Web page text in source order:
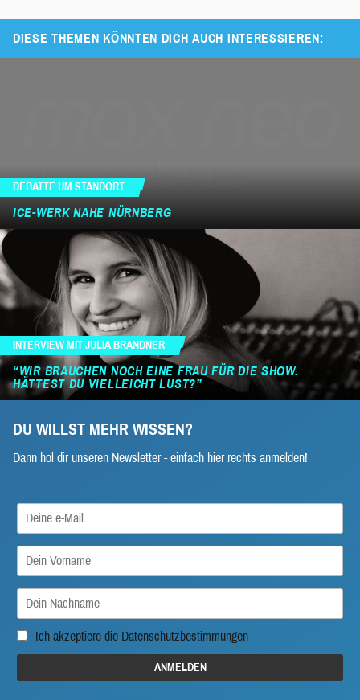
DIESE THEMEN KÖNNTEN DICH AUCH INTERESSIEREN:
DEBATTE UM STANDORT
ICE-WERK NAHE NÜRNBERG
INTERVIEW MIT JULIA BRANDNER
“WIR BRAUCHEN NOCH EINE FRAU FÜR DIE SHOW.
HÄTTEST DU VIELLEICHT LUST?”
DU WILLST MEHR WISSEN?
Dann hol dir unseren Newsletter - einfach hier rechts anmelden!
Ich akzeptiere die Datenschutzbestimmungen